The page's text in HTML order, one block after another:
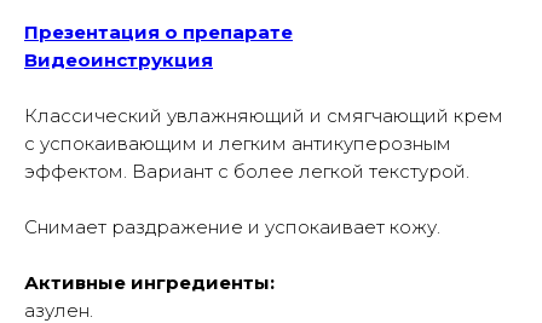
Презентация о препарате
Видеоинструкция
Классический увлажняющий и смягчающий крем
с успокаивающим и легким антикуперозным
эффектом. Вариант с более легкой текстурой.
Снимает раздражение и успокаивает кожу.
Активные ингредиенты:
азулен.